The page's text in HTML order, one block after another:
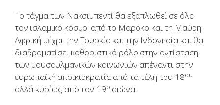
Το τάγμα των Νακσιμπεντί θα εξαπλωθεί σε όλο
τον ισλαμικό κόσμο: από το Μαρόκο και τη Μαύρη
Αφρική μέχρι την Τουρκία και την Ινδονησία και θα
διαδραματίσει καθοριστικό ρόλο στην αντίσταση
των μουσουλμανικών κοινωνιών απέναντι στην
ευρωπαϊκή αποικιοκρατία από τα τέλη του 18ου
αλλά κυρίως από τον 19ο αιώνα.